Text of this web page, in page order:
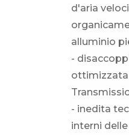
d'aria
alluminio
-
ottimizzata
- inedita
interni